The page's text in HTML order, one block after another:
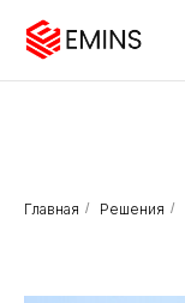
Главная / Решения /